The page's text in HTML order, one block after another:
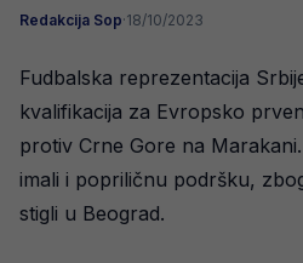
Redakcija Sop·18/10/2023
Fudbalska reprezentacija
kvalifikacija za Evropsko
protiv Crne Gore na
imali i popriličnu podršku,
stigli u Beograd.